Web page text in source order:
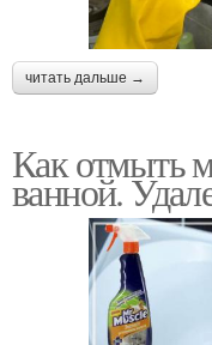
читать дальше →
Как отмыть
ванной.